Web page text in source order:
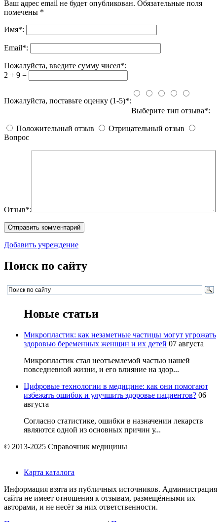
Ваш адрес email не будет опубликован. Обязательные поля
помечены *
Имя*:
Email*:
Пожалуйста, введите сумму чисел*:
2 + 9 =
Пожалуйста, поставьте оценку (1-5)*:
Выберите тип отзыва*:
Положительный отзыв
Отрицательный отзыв
Вопрос
Отзыв*:
Добавить учреждение
Поиск по сайту
Новые статьи
Микропластик: как незаметные частицы могут угрожать
здоровью беременных женщин и их детей 07 августа
Микропластик стал неотъемлемой частью нашей
повседневной жизни, и его влияние на здор...
Цифровые технологии в медицине: как они помогают
избежать ошибок и улучшить здоровье пациентов? 06
августа
Согласно статистике, ошибки в назначении лекарств
являются одной из основных причин у...
© 2013-2025 Справочник медицины
Карта каталога
Информация взята из публичных источников. Администрация
сайта не имеет отношения к отзывам, размещёнными их
авторами, и не несёт за них ответственности.